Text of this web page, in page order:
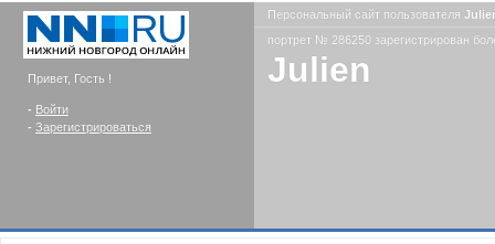
Привет, Гость !
- Войти
- Зарегистрироваться
Персональный сайт пользователя
портрет № 286250 зарегистрирован
Julien